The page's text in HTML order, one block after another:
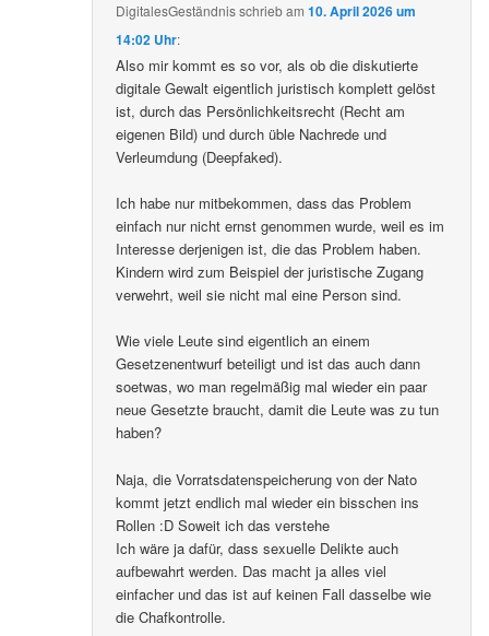
DigitalesGeständnisschriebam10. April 2026 um
14:02 Uhr:
Also mir kommt es so vor, als ob die diskutierte
digitale Gewalt eigentlich juristisch komplett gelöst
ist, durch das Persönlichkeitsrecht (Recht am
eigenen Bild) und durch üble Nachrede und
Verleumdung (Deepfaked).
Ich habe nur mitbekommen, dass das Problem
einfach nur nicht ernst genommen wurde, weil es im
Interesse derjenigen ist, die das Problem haben.
Kindern wird zum Beispiel der juristische Zugang
verwehrt, weil sie nicht mal eine Person sind.
Wie viele Leute sind eigentlich an einem
Gesetzenentwurf beteiligt und ist das auch dann
soetwas, wo man regelmäßig mal wieder ein paar
neue Gesetzte braucht, damit die Leute was zu tun
haben?
Naja, die Vorratsdatenspeicherung von der Nato
kommt jetzt endlich mal wieder ein bisschen ins
Rollen :D Soweit ich das verstehe
Ich wäre ja dafür, dass sexuelle Delikte auch
aufbewahrt werden. Das macht ja alles viel
einfacher und das ist auf keinen Fall dasselbe wie
die Chafkontrolle.